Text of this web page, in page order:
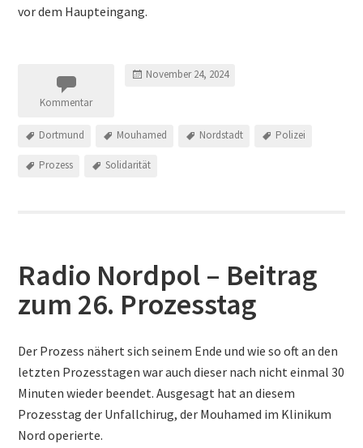
vor dem Haupteingang.
Kommentar
November 24, 2024
Dortmund Mouhamed Nordstadt Polizei
Prozess Solidarität
Radio Nordpol – Beitrag
zum 26. Prozesstag
Der Prozess nähert sich seinem Ende und wie so oft an den
letzten Prozesstagen war auch dieser nach nicht einmal 30
Minuten wieder beendet. Ausgesagt hat an diesem
Prozesstag der Unfallchirug, der Mouhamed im Klinikum
Nord operierte.